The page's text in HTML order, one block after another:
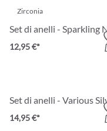
Zirconia
Set di anelli - Sparkling
12,95 €*
Set di anelli - Various
14,95 €*